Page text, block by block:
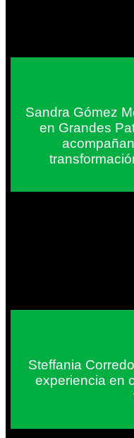
Sandra Gómez
en Grandes
Steffania
experiencia en